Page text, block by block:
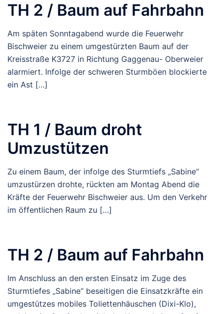
TH 2 / Baum auf Fahrbahn
Am späten Sonntagabend wurde die Feuerwehr
Bischweier zu einem umgestürzten Baum auf der
Kreisstraße K3727 in Richtung Gaggenau- Oberweier
alarmiert. Infolge der schweren Sturmböen blockierte
ein Ast […]
TH 1 / Baum droht
Umzustützen
Zu einem Baum, der infolge des Sturmtiefs „Sabine“
umzustürzen drohte, rückten am Montag Abend die
Kräfte der Feuerwehr Bischweier aus. Um den Verkehr
im öffentlichen Raum zu […]
TH 2 / Baum auf Fahrbahn
Im Anschluss an den ersten Einsatz im Zuge des
Sturmtiefes „Sabine“ beseitigen die Einsatzkräfte ein
umgestützes mobiles Toliettenhäuschen (Dixi-Klo),